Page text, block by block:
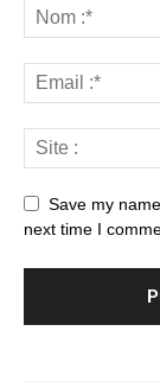
Save my
next time I